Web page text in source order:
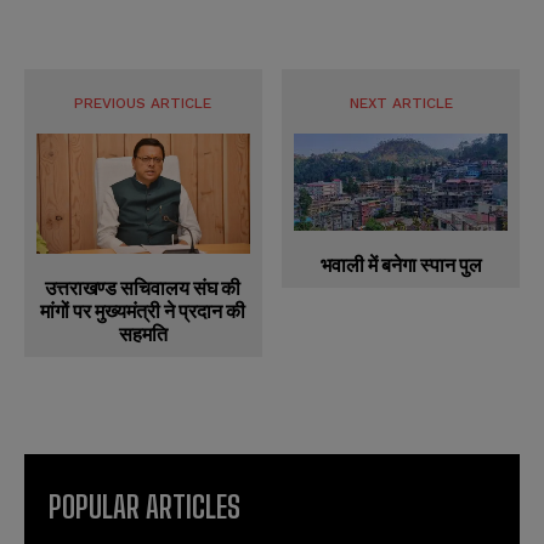
PREVIOUS ARTICLE
उत्तराखण्ड सचिवालय संघ की
मांगों पर मुख्यमंत्री ने प्रदान की
सहमति
NEXT ARTICLE
भवाली में बनेगा स्पान पुल
POPULAR ARTICLES